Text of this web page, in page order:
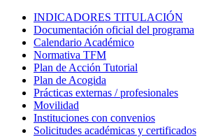
INDICADORES TITULACIÓN
Documentación oficial del programa
Calendario Académico
Normativa TFM
Plan de Acción Tutorial
Plan de Acogida
Prácticas externas / profesionales
Movilidad
Instituciones con convenios
Solicitudes académicas y certificados